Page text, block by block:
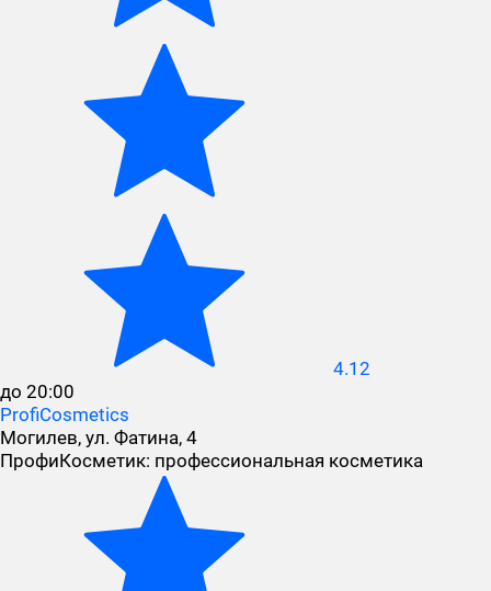
4.12
до 20:00
ProfiCosmetics
Могилев, ул. Фатина, 4
ПрофиКосметик: профессиональная косметика